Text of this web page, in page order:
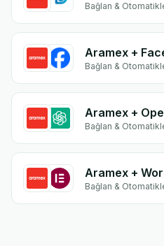
Bağlan &
Aramex +
Bağlan &
Aramex +
Bağlan &
Aramex +
Bağlan &